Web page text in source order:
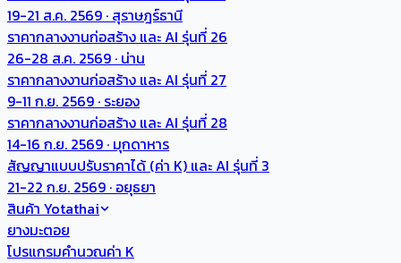
19-21 ส.ค. 2569 · สุราษฎร์ธานี
ราคากลางงานก่อสร้าง และ AI รุ่นที่ 26
26-28 ส.ค. 2569 · น่าน
ราคากลางงานก่อสร้าง และ AI รุ่นที่ 27
9-11 ก.ย. 2569 · ระยอง
ราคากลางงานก่อสร้าง และ AI รุ่นที่ 28
14-16 ก.ย. 2569 · มุกดาหาร
สัญญาแบบปรับราคาได้ (ค่า K) และ AI รุ่นที่ 3
21-22 ก.ย. 2569 · อยุธยา
สินค้า Yotathai
ยางมะตอย
โปรแกรมคำนวณค่า K